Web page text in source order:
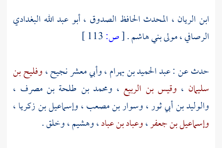
ابن الريان ، المحدث الحافظ الصدوق ، أبو عبد الله البغدادي
الرصافي ، مولى بني هاشم .[ص:
حدث عن :عبد الحميد بن بهرام،وأبي معشر نجيح،وفليح بن
سليمان ، وقيس بن الربيع ، ومحمد بن طلحة بن مصرف ،
والوليد بن أبي ثور،وسوار بن مصعب،وإسماعيل بن زكريا،
وإسماعيل بن جعفر،وعباد بن عباد،وهشيم،وخلق.